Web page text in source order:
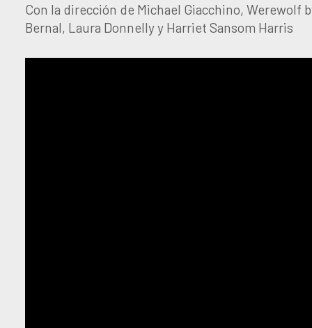
Con la dirección de Michael Giacchino, Werewolf
Bernal, Laura Donnelly y Harriet Sansom Harris